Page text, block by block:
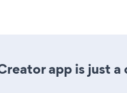
app is just a